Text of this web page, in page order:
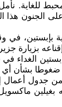
للغاية.
هذا العام،
بإبستين،
إقناعه
بشأن